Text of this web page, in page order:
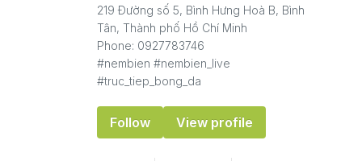
219 Đường số 5, Bình Hưng Hoà B, Bình
Tân, Thành phố Hồ Chí Minh
Phone: 0927783746
#nembien #nembien_live
#truc_tiep_bong_da
Follow View profile